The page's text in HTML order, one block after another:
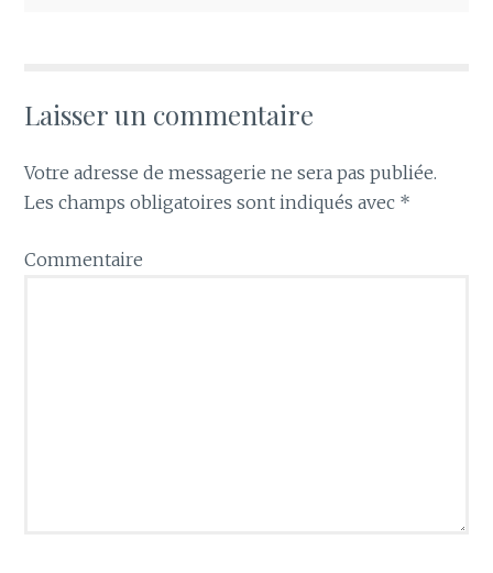
Laisser un commentaire
Votre adresse de messagerie ne sera pas publiée.
Les champs obligatoires sont indiqués avec *
Commentaire